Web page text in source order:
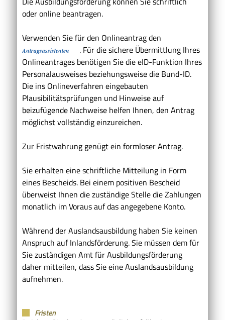
oder online beantragen.
Verwenden Sie für den Onlineantrag den
Antragsassistenten
. Für die sichere Übermittlung Ihres
Onlineantrages benötigen Sie die eID-Funktion Ihres
Personalausweises beziehungsweise die Bund-ID.
Die ins Onlineverfahren eingebauten
Plausibilitätsprüfungen und Hinweise auf
beizufügende Nachweise helfen Ihnen, den Antrag
möglichst vollständig einzureichen.
Zur Fristwahrung genügt ein formloser Antrag.
Sie erhalten eine schriftliche Mitteilung in Form
eines Bescheids. Bei einem positiven Bescheid
überweist Ihnen die zuständige Stelle die Zahlungen
monatlich im Voraus auf das angegebene Konto.
Während der Auslandsausbildung haben Sie keinen
Anspruch auf Inlandsförderung. Sie müssen dem für
Sie zuständigen Amt für Ausbildungsförderung
daher mitteilen, dass Sie eine Auslandsausbildung
aufnehmen.
Fristen